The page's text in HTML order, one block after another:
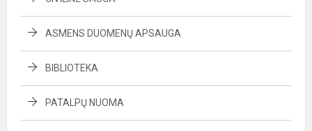
ASMENS DUOMENŲ APSAUGA
BIBLIOTEKA
PATALPŲ NUOMA